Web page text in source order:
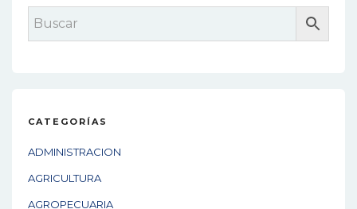
CATEGORÍAS
ADMINISTRACION
AGRICULTURA
AGROPECUARIA